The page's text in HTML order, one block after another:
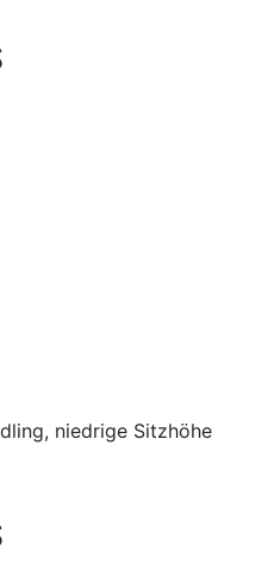
niedrige Sitzhöhe